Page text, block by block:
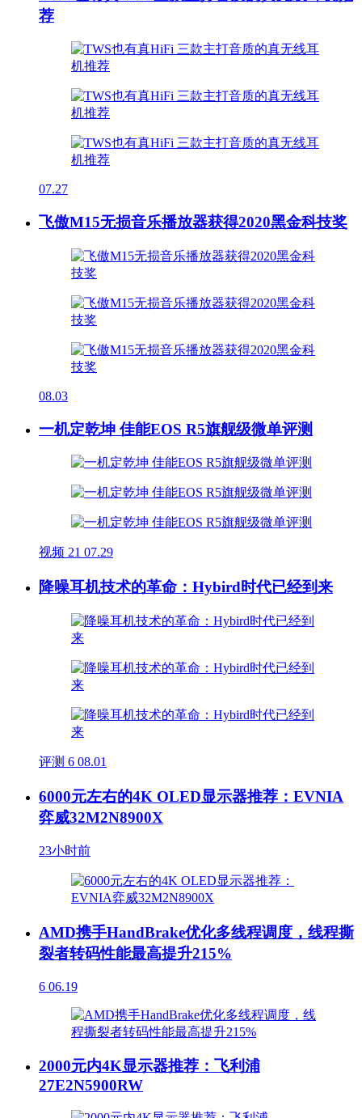
荐
07.27
飞傲M15无损音乐播放器获得2020黑金科技奖
08.03
一机定乾坤 佳能EOS R5旗舰级微单评测
视频 21 07.29
降噪耳机技术的革命：Hybird时代已经到来
评测 6 08.01
6000元左右的4K OLED显示器推荐：EVNIA
弈威32M2N8900X
23小时前
AMD携手HandBrake优化多线程调度，线程撕
裂者转码性能最高提升215%
6 06.19
2000元内4K显示器推荐：飞利浦
27E2N5900RW